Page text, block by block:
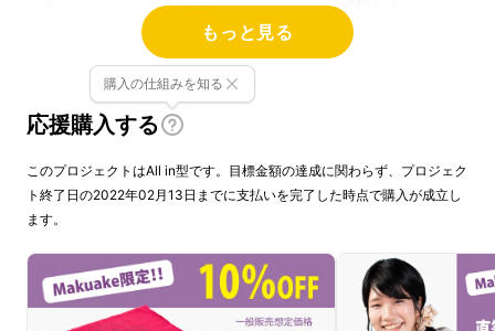
極上な生活をすることと、極上な睡眠環境を極
めることとは密接な関係がありそうです。
もっと見る
応援購入する
購入の仕組みを知る
このプロジェクトはAll in型です。目標金額の達成に関わらず、プロジェク
ト終了日の2022年02月13日までに支払いを完了した時点で購入が成立し
ます。